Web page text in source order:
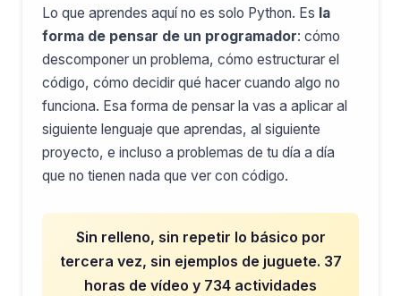
Lo que aprendes aquí no es solo Python. Es la
forma de pensar de un programador: cómo
descomponer un problema, cómo estructurar el
código, cómo decidir qué hacer cuando algo no
funciona. Esa forma de pensar la vas a aplicar al
siguiente lenguaje que aprendas, al siguiente
proyecto, e incluso a problemas de tu día a día
que no tienen nada que ver con código.
Sin relleno, sin repetir lo básico por
tercera vez, sin ejemplos de juguete. 37
horas de vídeo y 734 actividades